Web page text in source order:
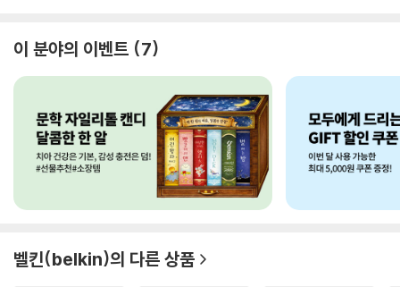
이 분야의 이벤트 7
벨킨(belkin)의 다른 상품